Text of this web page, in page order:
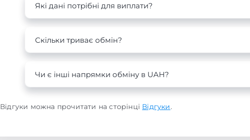
Які дані потрібні для виплати?
Скільки триває обмін?
Чи є інші напрямки обміну в UAH?
Відгуки можна прочитати на сторінці Відгуки.